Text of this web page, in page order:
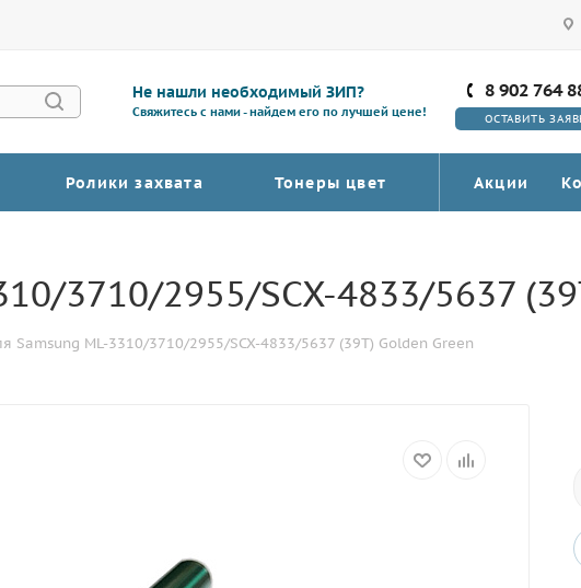
Не нашли необходимый ЗИП?
Свяжитесь с нами - найдем его по лучшей цене!
8 902 764
ОСТАВИТЬ
Ролики захвата Тонеры цвет Акции
3710/2955/SCX-4833/5637
Samsung ML-3310/3710/2955/SCX-4833/5637 (39T) Golden Green